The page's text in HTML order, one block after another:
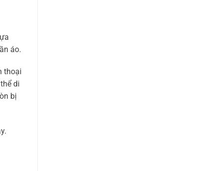
áo.
thoại
di
bị